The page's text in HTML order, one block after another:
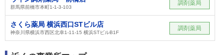
群馬県前橋市本町1-1-3-103
調剤薬局
さくら薬局 横浜西口STビル店
神奈川県横浜市西区北幸1-11-15 横浜STビルB1F
調剤薬局